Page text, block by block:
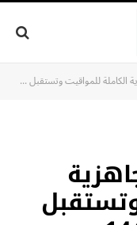
للمواقيت وتستقبل أول أفواج حجاج 1447